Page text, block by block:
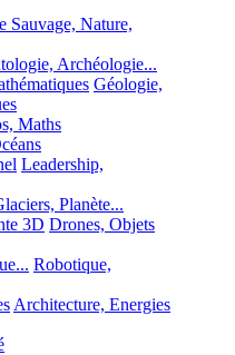
Sauvage, Nature,
Archéologie...
Géologie,
Maths
Leadership,
Planète...
3D Drones, Objets
Robotique,
Architecture, Energies